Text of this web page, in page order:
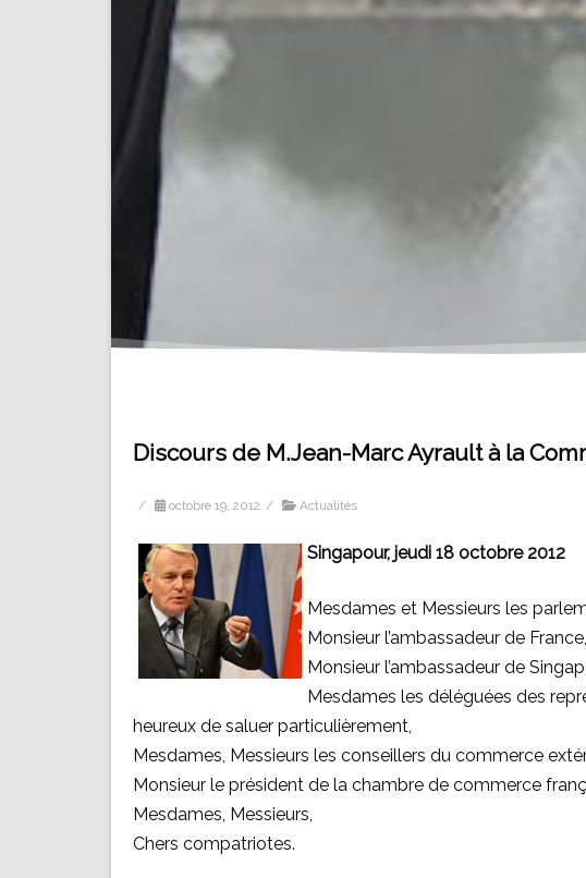
Discours de M.Jean-Marc Ayrault à la
/ octobre 19, 2012 / Actualités
Singapour, jeudi 18 octobre 2012
Mesdames et Messieurs les
Monsieur l’ambassadeur de France,
Monsieur l’ambassadeur de
Mesdames les déléguées des
heureux de saluer particulièrement,
Mesdames, Messieurs les conseillers du commerce
Monsieur le président de la chambre de commerce
Mesdames, Messieurs,
Chers compatriotes.